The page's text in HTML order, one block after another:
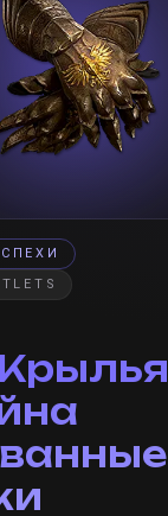
Крылья